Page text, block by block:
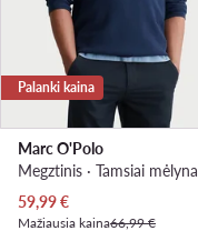
Palanki kaina
Marc O'Polo
Megztinis · Tamsiai mėlyna
Dabartinė kaina
59,99€
Mažiausia kaina66,99 €